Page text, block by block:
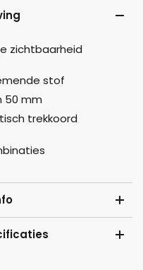
zichtbaarheid
stof
50 mm
trekkoord